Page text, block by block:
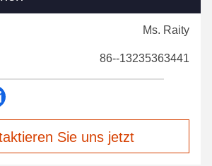
Ms. Raity
86--13235363441
Sie uns jetzt